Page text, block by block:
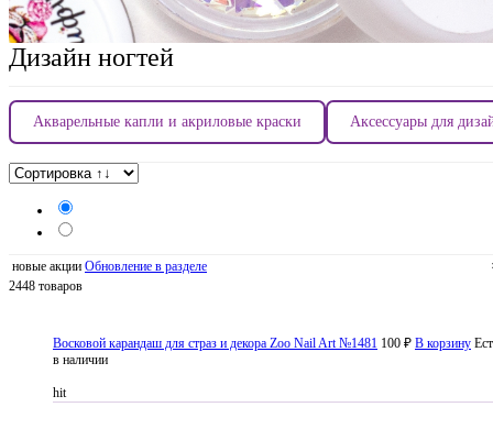
Дизайн ногтей
Акварельные капли и акриловые краски Аксессуары для
новые акции Обновление в разделе
2448 товаров
Восковой карандаш для страз и декора Zoo Nail Art №1481 100 ₽ В корзину
в наличии
hit